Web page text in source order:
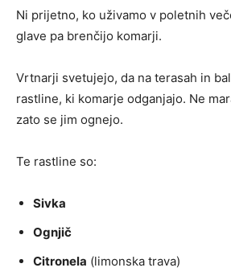
Ni prijetno, ko uživamo v poletnih
glave pa brenčijo komarji.
Vrtnarji svetujejo, da na terasah in
rastline, ki komarje odganjajo. Ne
zato se jim ognejo.
Te rastline so:
Sivka
Ognjič
Citronela (limonska trava)